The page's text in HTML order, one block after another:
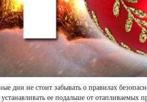
дни не стоит забывать о правилах
ее подальше от отапливаемых